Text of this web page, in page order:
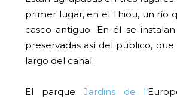
primer lugar, en el Thiou, un río
casco antiguo. En él se
preservadas así del público, que
largo del canal.
El parque Jardins de l’